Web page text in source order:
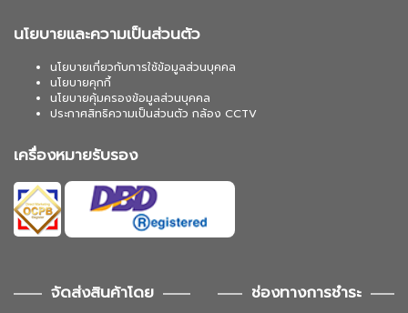
นโยบายและความเป็นส่วนตัว
นโยบายเกี่ยวกับการใช้ข้อมูลส่วนบุคคล
นโยบายคุกกี้
นโยบายคุ้มครองข้อมูลส่วนบุคคล
ประกาศสิทธิความเป็นส่วนตัว กล้อง CCTV
เครื่องหมายรับรอง
จัดส่งสินค้าโดย ช่องทางการชำระ